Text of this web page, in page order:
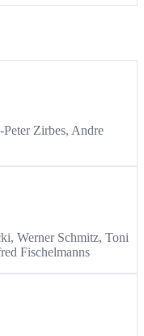
Zirbes, Andre
Werner Schmitz, Toni
Fischelmanns